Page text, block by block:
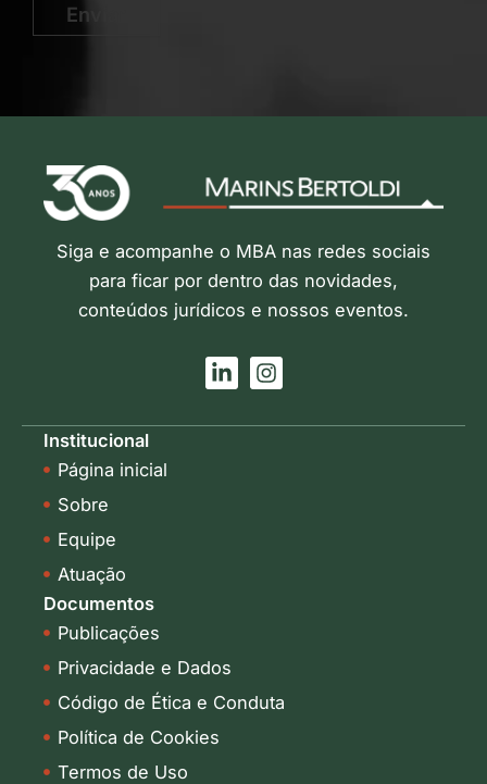
Enviar
Siga e acompanhe o MBA nas redes sociais
para ficar por dentro das novidades,
conteúdos jurídicos e nossos eventos.
L
i
k
I
n
t
Institucional
Página inicial
Sobre
Equipe
Atuação
Documentos
Publicações
Privacidade e Dados
Código de Ética e Conduta
Política de Cookies
Termos de Uso